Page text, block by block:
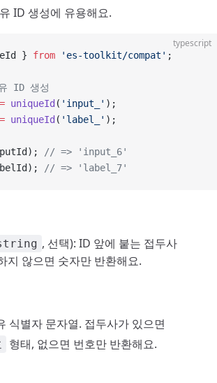
ID 생성에 유용해요.
typescript
} from 'es-toolkit/compat' ;
ID 생성
= uniqueId ( 'input_' );
= uniqueId ( 'label_' );
// => 'input_6'
// => 'label_7'
, 선택): ID 앞에 붙는 접두사
지 않으면 숫자만 반환해요.
식별자 문자열. 접두사가 있으면
형태, 없으면 번호만 반환해요.